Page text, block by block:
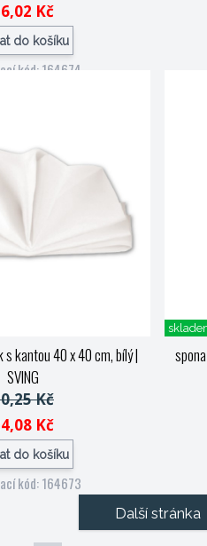
Kč
do košíku
kód: 164674
s kantou 40 x 40 cm, bílý|
SVING
Kč
Kč
do košíku
kód: 164673
Další stránka